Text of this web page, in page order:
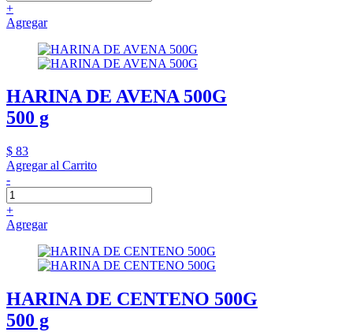
+
Agregar
HARINA DE AVENA 500G
500 g
$ 83
Agregar al Carrito
-
+
Agregar
HARINA DE CENTENO 500G
500 g